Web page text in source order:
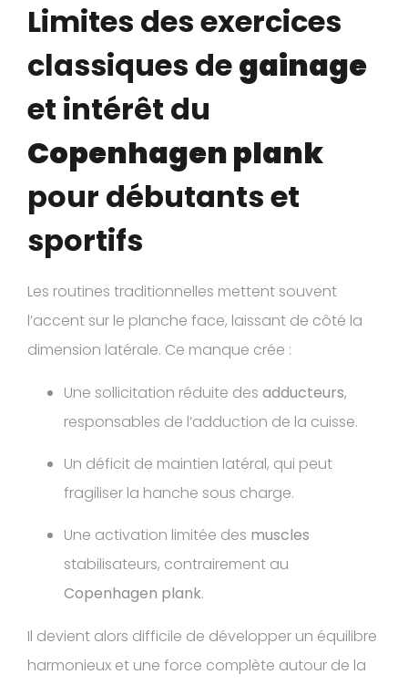
Limites des exercices
classiques degainage
et intérêt du
Copenhagen plank
pour débutants et
sportifs
Les routines traditionnelles mettent souvent
l’accent sur le planche face, laissant de côté la
dimension latérale. Ce manque crée :
Une sollicitation réduite des adducteurs,
responsables de l’adduction de la cuisse.
Un déficit de maintien latéral, qui peut
fragiliser la hanche sous charge.
Une activation limitée des muscles
stabilisateurs, contrairement au
Copenhagen plank.
Il devient alors difficile de développer un équilibre
harmonieux et une force complète autour de la